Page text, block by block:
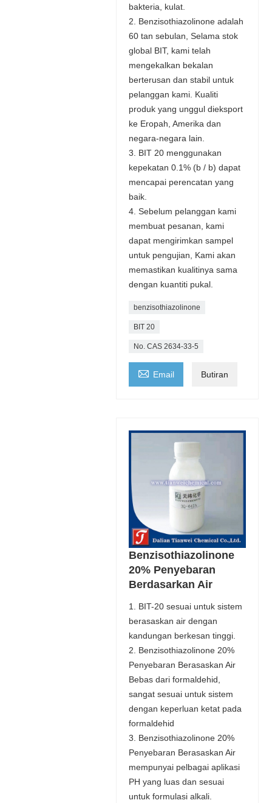
bakteria, kulat.
2. Benzisothiazolinone adalah
60 tan sebulan, Selama stok
global BIT, kami telah
mengekalkan bekalan
berterusan dan stabil untuk
pelanggan kami. Kualiti
produk yang unggul dieksport
ke Eropah, Amerika dan
negara-negara lain.
3. BIT 20 menggunakan
kepekatan 0.1% (b / b) dapat
mencapai perencatan yang
baik.
4. Sebelum pelanggan kami
membuat pesanan, kami
dapat mengirimkan sampel
untuk pengujian, Kami akan
memastikan kualitinya sama
dengan kuantiti pukal.
benzisothiazolinone
BIT 20
No. CAS 2634-33-5
 Email Butiran
Benzisothiazolinone
20% Penyebaran
Berdasarkan Air
1. BIT-20 sesuai untuk sistem
berasaskan air dengan
kandungan berkesan tinggi.
2. Benzisothiazolinone 20%
Penyebaran Berasaskan Air
Bebas dari formaldehid,
sangat sesuai untuk sistem
dengan keperluan ketat pada
formaldehid
3. Benzisothiazolinone 20%
Penyebaran Berasaskan Air
mempunyai pelbagai aplikasi
PH yang luas dan sesuai
untuk formulasi alkali.